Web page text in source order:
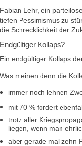
Fabian Lehr, ein
tiefen Pessimismus zu
die Schrecklichkeit der
Endgültiger Kollaps?
Ein endgültiger Kollaps
Was meinen denn die
immer noch lehnen
mit 70 % fordert
trotz aller
liegen, wenn man
aber gerade mal zehn